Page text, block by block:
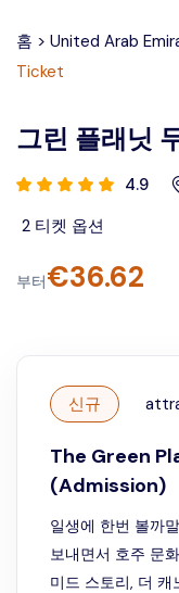
홈 > United Arab
Ticket
그린 플래닛
4.9
2 티켓 옵션
부터€36.62
신규
The Green
(Admission)
일생에 한번 볼까
보내면서 호주 문
미드 스토리, 더 캐